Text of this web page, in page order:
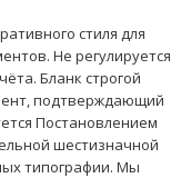
стиля для
Не регулируется
Бланк строгой
подтверждающий
Постановлением
шестизначной
типографии. Мы